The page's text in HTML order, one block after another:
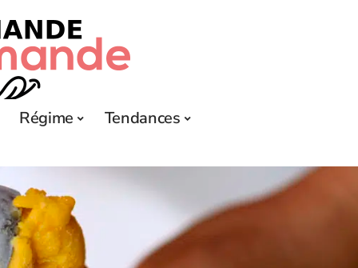
Régime Tendances